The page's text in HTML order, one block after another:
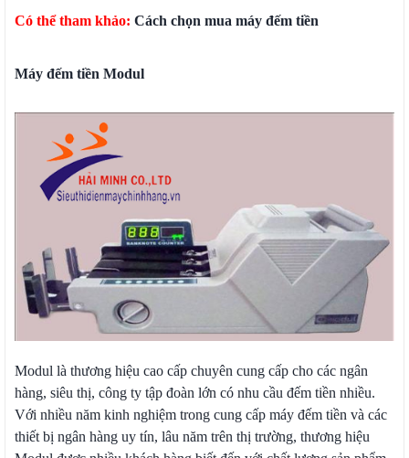
Có thể tham khảo: Cách chọn mua máy đếm tiền
Máy đếm tiền Modul
Modul là thương hiệu cao cấp chuyên cung cấp cho các ngân
hàng, siêu thị, công ty tập đoàn lớn có nhu cầu đếm tiền nhiều.
Với nhiều năm kinh nghiệm trong cung cấp máy đếm tiền và các
thiết bị ngân hàng uy tín, lâu năm trên thị trường, thương hiệu